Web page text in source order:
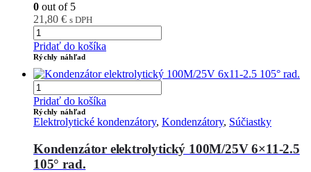
0 out of 5
21,80 € s DPH
Pridať do košíka
Rýchly náhľad
Pridať do košíka
Rýchly náhľad
Elektrolytické kondenzátory, Kondenzátory, Súčiastky
Kondenzátor elektrolytický 100M/25V 6×11-2.5
105° rad.